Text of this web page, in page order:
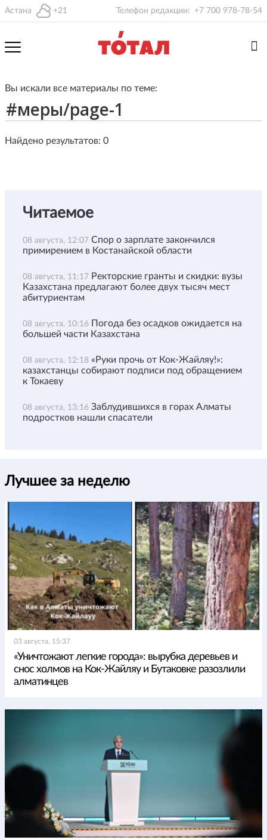
Астана +21 Телефон редакции: +7 700 978-78-54
Вы искали все материалы по теме:
Найдено результатов: 0
Читаемое
08 августа, 12:07 Спор о зарплате закончился
примирением в Костанайской области
08 августа, 11:17 Ректорские гранты и скидки: вузы
Казахстана предлагают более двух тысяч мест
абитуриентам
08 августа, 10:16 Погода без осадков ожидается на
большей части Казахстана
08 августа, 12:18 «Руки прочь от Кок-Жайляу!»:
казахстанцы собирают подписи под обращением
к Токаеву
08 августа, 13:16 Заблудившихся в горах Алматы
подростков нашли спасатели
Лучшее за неделю
03 августа, 15:37
«Уничтожают легкие города»: вырубка деревьев и
снос холмов на Кок-Жайляу и Бутаковке разозлили
алматинцев